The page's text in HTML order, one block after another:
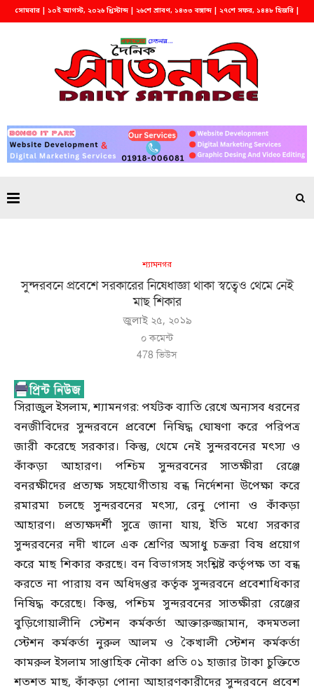
সোমবার | ১০ই আগস্ট, ২০২৬ খ্রিস্টাব্দ | ২৬শে শ্রাবণ, ১৪৩৩ বঙ্গাব্দ | ২৭শে সফর, ১৪৪৮ হিজরি |
শ্যামনগর
সুন্দরবনে প্রবেশে সরকারের নিষেধাজ্ঞা থাকা স্বত্বেও থেমে নেই
মাছ শিকার
জুলাই ২৫, ২০১৯
০ কমেন্ট
478 ভিউস
সিরাজুল ইসলাম, শ্যামনগর: পর্যটক ব্যাতি রেখে অন্যসব ধরনের
বনজীবিদের সুন্দরবনে প্রবেশে নিষিদ্ধ ঘোষণা করে পরিপত্র
জারী করেছে সরকার। কিন্তু, থেমে নেই সুন্দরবনের মৎস্য ও
কাঁকড়া আহারণ। পশ্চিম সুন্দরবনের সাতক্ষীরা রেঞ্জে
বনরক্ষীদের প্রত্যক্ষ সহযোগীতায় বন্ধ নির্দেশনা উপেক্ষা করে
রমারমা চলছে সুন্দরবনের মৎস্য, রেনু পোনা ও কাঁকড়া
আহারণ। প্রত্যক্ষদর্শী সুত্রে জানা যায়, ইতি মধ্যে সরকার
সুন্দরবনের নদী খালে এক শ্রেণির অসাধু চক্ররা বিষ প্রয়োগ
করে মাছ শিকার করছে। বন বিভাগসহ সংশ্লিষ্ট কর্তৃপক্ষ তা বন্ধ
করতে না পারায় বন অধিদপ্তর কর্তৃক সুন্দরবনে প্রবেশাধিকার
নিষিদ্ধ করেছে। কিন্তু, পশ্চিম সুন্দরবনের সাতক্ষীরা রেঞ্জের
বুড়িগোয়ালীনি স্টেশন কর্মকর্তা আক্তারুজ্জামান, কদমতলা
স্টেশন কর্মকর্তা নুরুল আলম ও কৈখালী স্টেশন কর্মকর্তা
কামরুল ইসলাম সাপ্তাহিক নৌকা প্রতি ০১ হাজার টাকা চুক্তিতে
শতশত মাছ, কাঁকড়া পোনা আহারণকারীদের সুন্দরবনে প্রবেশ